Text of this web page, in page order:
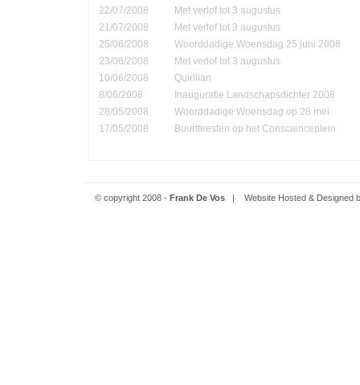
22/07/2008
Met verlof tot 3 augustus
21/07/2008
Met verlof tot 3 augustus
25/06/2008
Woorddadige Woensdag 25 juni 2008
23/06/2008
Met verlof tot 3 augustus
10/06/2008
Quirilian
8/06/2008
Inauguratie Landschapsdichter 2008
28/05/2008
Woorddadige Woensdag op 28 mei
17/05/2008
Buurtfeesten op het Conscienceplein
© copyright 2008 - Frank De Vos| Website Hosted & Designed